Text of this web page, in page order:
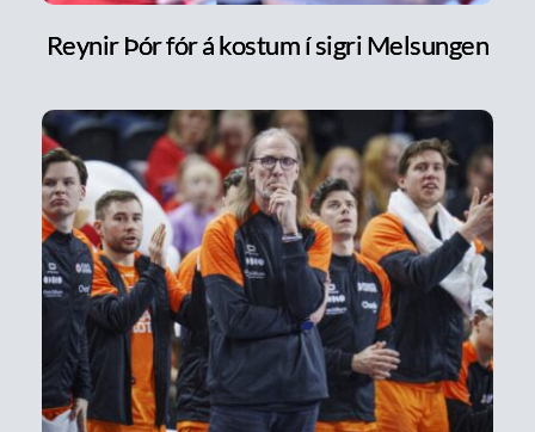
Reynir Þór fór á kostum í sigri Melsungen